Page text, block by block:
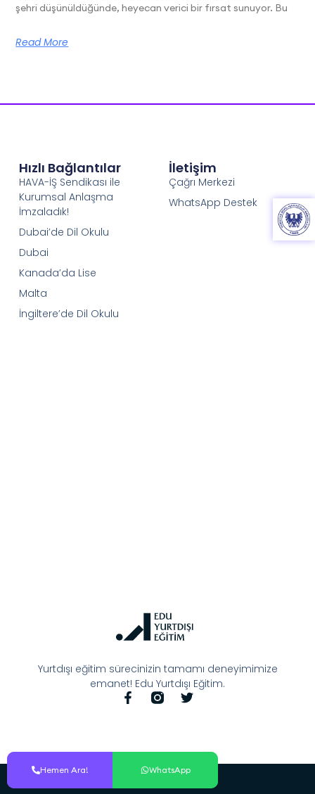
şehri düşünüldüğünde, heyecan verici bir fırsat sunuyor. Bu
Read More
Hemen Ara! WhatsApp
Hemen Ara! WhatsApp
Yurtdışı eğitim sürecinizin tamamı deneyimimize
emanet! Edu Yurtdışı Eğitim.
Hızlı Bağlantılar
HAVA-İŞ Sendikası ile
Kurumsal Anlaşma
İmzaladık!
Dubai’de Dil Okulu
Dubai
Kanada’da Lise
Malta
İngiltere’de Dil Okulu
İletişim
Çağrı Merkezi
WhatsApp Destek